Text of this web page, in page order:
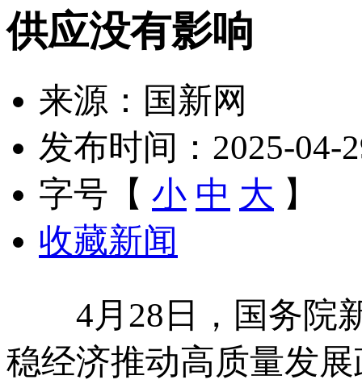
供应没有影响
来源：国新网
发布时间：2025-04-
字号【 小 中 大 】
收藏新闻
4月28日，国务院新
稳经济推动高质量发